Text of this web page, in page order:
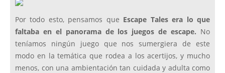
Por todo esto, pensamos que Escape Tales era lo que
faltaba en el panorama de los juegos de escape. No
teníamos ningún juego que nos sumergiera de este
modo en la temática que rodea a los acertijos, y mucho
menos, con una ambientación tan cuidada y adulta como